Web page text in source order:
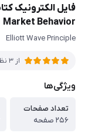
Market Behavior
Elliott Wave Principle
از 3 نظر
ویژگی‌ها
تعداد صفحات
۲۵۶ صفحه